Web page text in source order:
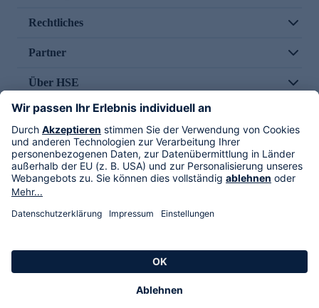
Rechtliches
Partner
Über HSE
Im TV
HSE International